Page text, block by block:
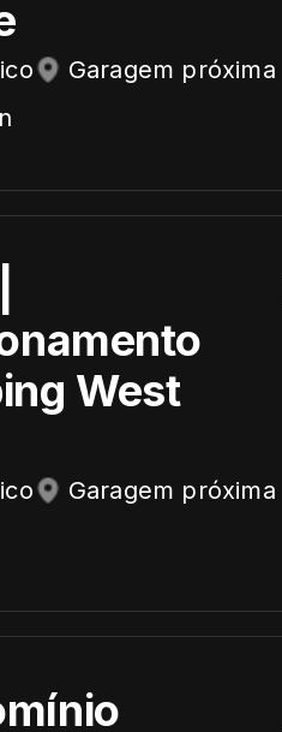
Garagem próxima
West
Garagem próxima